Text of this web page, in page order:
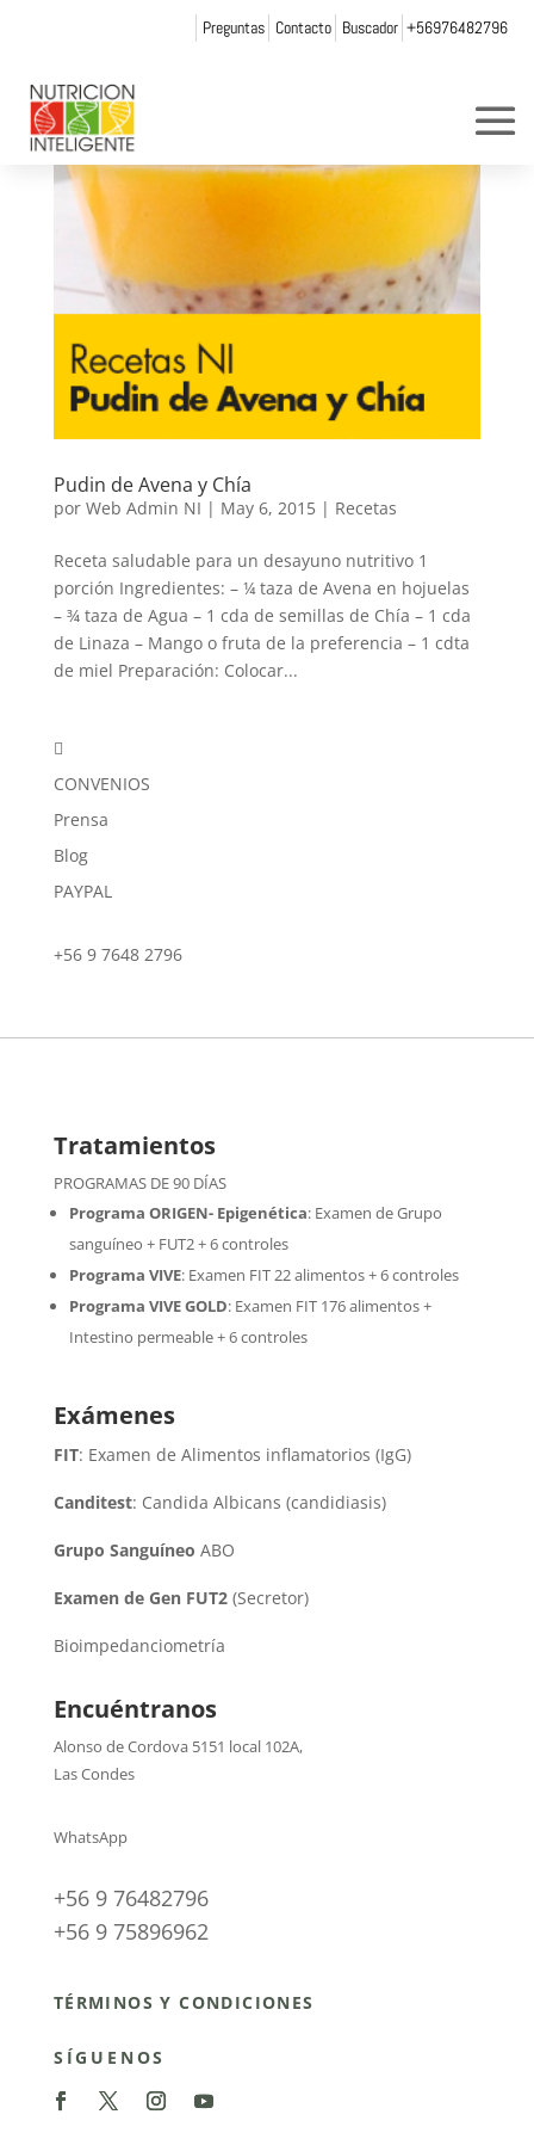
Preguntas Contacto Buscador +56976482796
Pudin de Avena y Chía
por Web Admin NI | May 6, 2015| Recetas
Receta saludable para un desayuno nutritivo 1
porción Ingredientes: – ¼ taza de Avena en hojuelas
– ¾ taza de Agua – 1 cda de semillas de Chía – 1 cda
de Linaza – Mango o fruta de la preferencia – 1 cdta
de miel Preparación: Colocar...

CONVENIOS
Prensa
Blog
PAYPAL
+56 9 7648 2796
Tratamientos
PROGRAMAS DE 90 DÍAS
Programa ORIGEN- Epigenética:Examen de Grupo
sanguíneo + FUT2 + 6 controles
Programa VIVE: Examen FIT 22 alimentos + 6 controles
Programa VIVE GOLD: Examen FIT 176 alimentos +
Intestino permeable + 6 controles
Exámenes
FIT: Examen de Alimentos inflamatorios (IgG)
Canditest: Candida Albicans (candidiasis)
Grupo Sanguíneo ABO
Examen de Gen FUT2(Secretor)
Bioimpedanciometría
Encuéntranos
Alonso de Cordova 5151 local 102A,
Las Condes
WhatsApp
+56 9 76482796
+56 9 75896962
TÉRMINOS Y CONDICIONES
SÍGUENOS